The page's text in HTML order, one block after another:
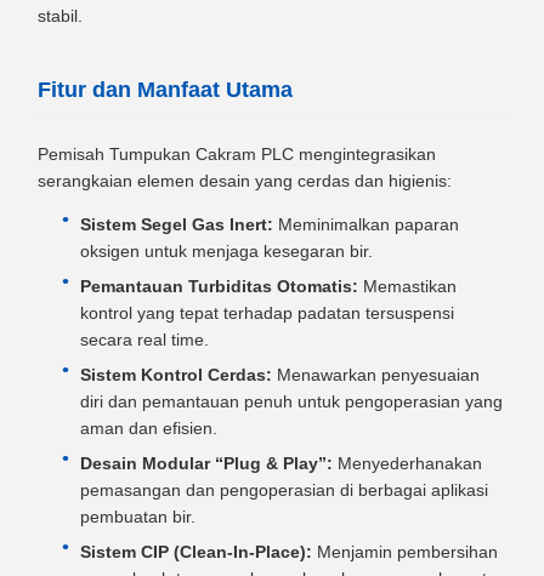
stabil.
Fitur dan Manfaat Utama
Pemisah Tumpukan Cakram PLC mengintegrasikan
serangkaian elemen desain yang cerdas dan higienis:
Sistem Segel Gas Inert: Meminimalkan paparan
oksigen untuk menjaga kesegaran bir.
Pemantauan Turbiditas Otomatis: Memastikan
kontrol yang tepat terhadap padatan tersuspensi
secara real time.
Sistem Kontrol Cerdas: Menawarkan penyesuaian
diri dan pemantauan penuh untuk pengoperasian yang
aman dan efisien.
Desain Modular “Plug & Play”: Menyederhanakan
pemasangan dan pengoperasian di berbagai aplikasi
pembuatan bir.
Sistem CIP (Clean-In-Place): Menjamin pembersihan